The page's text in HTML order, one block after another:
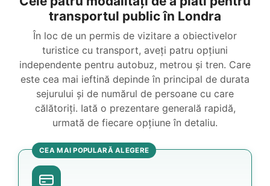
transportul public în Londra
În loc de un permis de vizitare a obiectivelor
turistice cu transport, aveți patru opțiuni
independente pentru autobuz, metrou și tren. Care
este cea mai ieftină depinde în principal de durata
sejurului și de numărul de persoane cu care
călătoriți. Iată o prezentare generală rapidă,
urmată de fiecare opțiune în detaliu.
CEA MAI POPULARĂ ALEGERE